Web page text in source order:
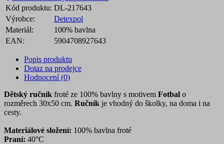
Kód produktu: DL-217643
Výrobce:
Detexpol
Materiál:
100% bavlna
EAN:
5904708927643
Popis produktu
Dotaz na prodejce
Hodnocení (0)
Dětský ručník froté ze 100% bavlny s motivem Fotbal o
rozměrech 30x50 cm. Ručník je vhodný do školky, na doma i na
cesty.
Materiálové složení: 100% bavlna froté
Praní: 40°C